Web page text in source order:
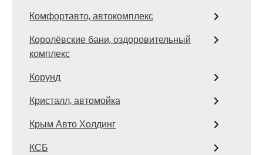
Комфортавто, автокомплекс
Королёвские бани, оздоровительный
комплекс
Корунд
Кристалл, автомойка
Крым Авто Холдинг
КСБ